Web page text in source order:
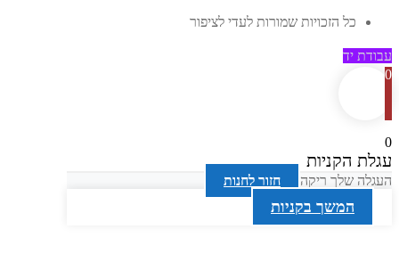
כל הזכויות שמורות לעדי לציפור
עבודת יד
0
0
עגלת הקניות
העגלה שלך ריקה חזור לחנות
המשך בקניות